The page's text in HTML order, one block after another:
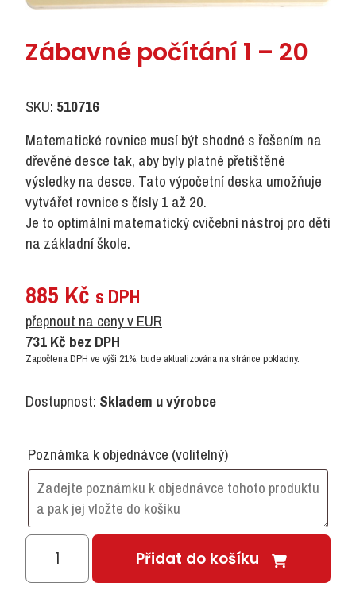
Zábavné počítání 1 – 20
SKU: 510716
Matematické rovnice musí být shodné s řešením na
dřevěné desce tak, aby byly platné přetištěné
výsledky na desce. Tato výpočetní deska umožňuje
vytvářet rovnice s čísly 1 až 20.
Je to optimální matematický cvičební nástroj pro děti
na základní škole.
885 Kč s DPH
přepnout na ceny v EUR
731Kč bez DPH
Započtena DPH ve výši 21%, bude aktualizována na stránce pokladny.
Dostupnost: Skladem u výrobce
Poznámka k objednávce (volitelný)
Zábavné
počítání
Přidat do košíku